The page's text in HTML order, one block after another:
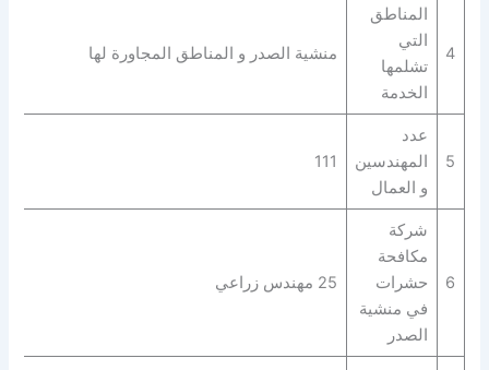
4
المناطق
التي
تشلمها
الخدمة
منشية الصدر و المناطق المجاورة لها
5
عدد
المهندسين
و العمال
111
6
شركة
مكافحة
حشرات
في منشية
الصدر
25 مهندس زراعي